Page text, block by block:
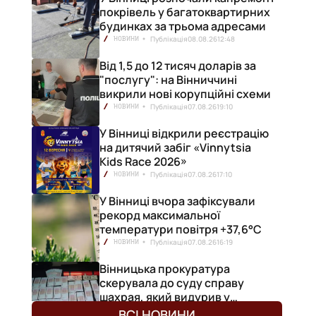
покрівель у багатоквартирних
будинках за трьома адресами
НОВИНИ Публікація08.08.2612:48
Від 1,5 до 12 тисяч доларів за
"послугу": на Вінниччині
викрили нові корупційні схеми
НОВИНИ Публікація07.08.2619:10
У Вінниці відкрили реєстрацію
на дитячий забіг «Vinnytsia
Kids Race 2026»
НОВИНИ Публікація07.08.2617:10
У Вінниці вчора зафіксували
рекорд максимальної
температури повітря +37,6°С
НОВИНИ Публікація07.08.2616:19
Вінницька прокуратура
скерувала до суду справу
шахрая, який видурив у
вінничанки 154 тисячі гривень
НОВИНИ Публікація07.08.26